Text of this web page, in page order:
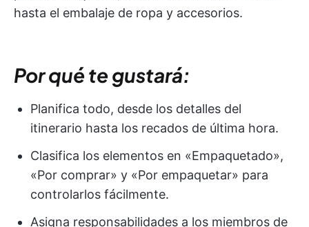
hasta el embalaje de ropa y accesorios.
Por qué te gustará:
Planifica todo, desde los detalles del
itinerario hasta los recados de última hora.
Clasifica los elementos en «Empaquetado»,
«Por comprar» y «Por empaquetar» para
controlarlos fácilmente.
Asigna responsabilidades a los miembros de